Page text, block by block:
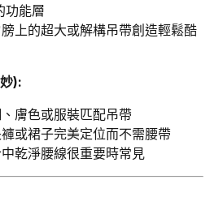
功能層
上的超大或解構吊帶創造輕鬆酷
):
膚色或服裝匹配吊帶
或裙子完美定位而不需腰帶
乾淨腰線很重要時常見